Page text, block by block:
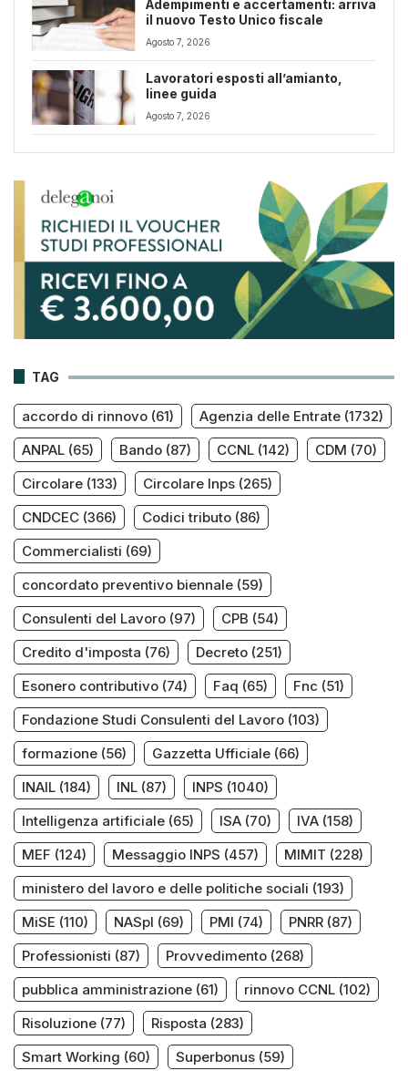
Adempimenti e accertamenti: arriva
il nuovo Testo Unico fiscale
Agosto 7, 2026
Lavoratori esposti all’amianto,
linee guida
Agosto 7, 2026
TAG
accordo di rinnovo (61) Agenzia delle Entrate (1732)
ANPAL (65) Bando (87) CCNL (142) CDM (70)
Circolare (133) Circolare Inps (265)
CNDCEC (366) Codici tributo (86)
Commercialisti (69)
concordato preventivo biennale (59)
Consulenti del Lavoro (97) CPB (54)
Credito d'imposta (76) Decreto (251)
Esonero contributivo (74) Faq (65) Fnc (51)
Fondazione Studi Consulenti del Lavoro (103)
formazione (56) Gazzetta Ufficiale (66)
INAIL (184) INL (87) INPS (1040)
Intelligenza artificiale (65) ISA (70) IVA (158)
MEF (124) Messaggio INPS (457) MIMIT (228)
ministero del lavoro e delle politiche sociali (193)
MiSE (110) NASpI (69) PMI (74) PNRR (87)
Professionisti (87) Provvedimento (268)
pubblica amministrazione (61) rinnovo CCNL (102)
Risoluzione (77) Risposta (283)
Smart Working (60) Superbonus (59)